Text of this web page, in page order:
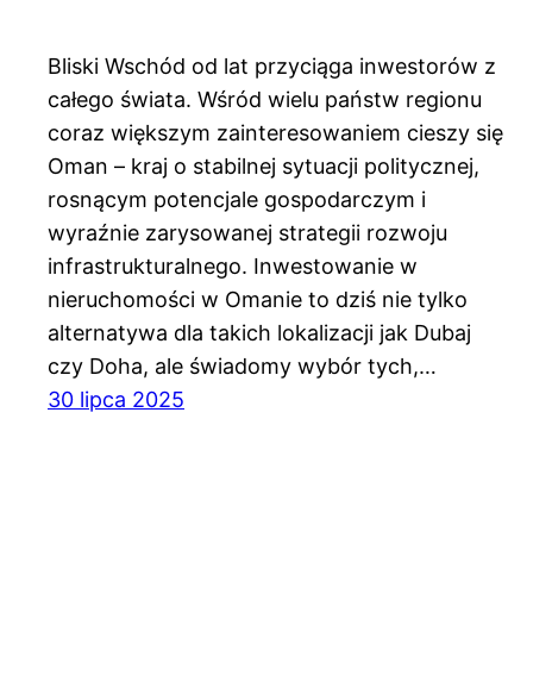
Bliski Wschód od lat przyciąga inwestorów z
całego świata. Wśród wielu państw regionu
coraz większym zainteresowaniem cieszy się
Oman – kraj o stabilnej sytuacji politycznej,
rosnącym potencjale gospodarczym i
wyraźnie zarysowanej strategii rozwoju
infrastrukturalnego. Inwestowanie w
nieruchomości w Omanie to dziś nie tylko
alternatywa dla takich lokalizacji jak Dubaj
czy Doha, ale świadomy wybór tych,…
30 lipca 2025